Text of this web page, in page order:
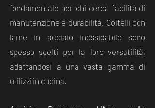
fondamentale per chi cerca facilità di
manutenzione e durabilità. Coltelli con
lame in acciaio inossidabile sono
spesso scelti per la loro versatilità,
adattandosi a una vasta gamma di
utilizzi in cucina.